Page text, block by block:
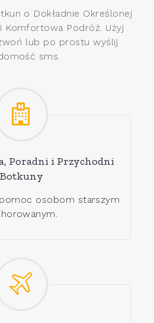
o Dokładnie Określonej
Komfortowa Podróż. Użyj
lub po prostu wyślij
sms.
Poradni i Przychodni
Botkuny
osobom starszym